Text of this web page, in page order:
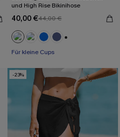
und High Rise Bikinihose
40,00 €44,00 €
Für kleine Cups
-23%